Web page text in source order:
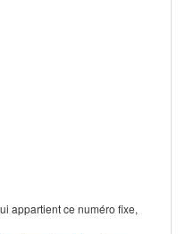
appartient ce numéro fixe,